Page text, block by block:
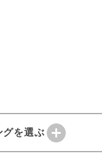
グを選ぶ